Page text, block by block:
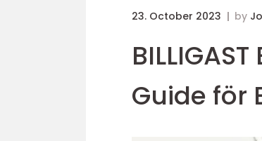
23. October 2023 by
Guide för